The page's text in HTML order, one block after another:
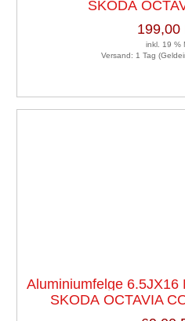
SKODA
199,00
inkl. 19 %
Versand: 1 Tag
Aluminiumfelge 6.5JX16
SKODA OCTAVIA